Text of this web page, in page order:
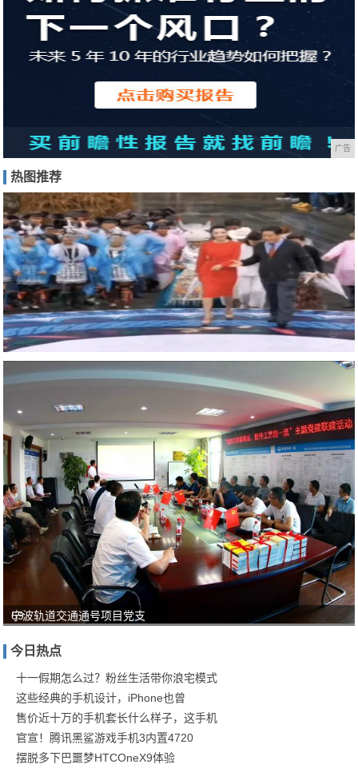
广告
热图推荐
69
相
声
艺
术
家
姜
宁波轨道交通通号项目党支
今日热点
十一假期怎么过？粉丝生活带你浪宅模式
这些经典的手机设计，iPhone也曾
售价近十万的手机套长什么样子，这手机
官宣！腾讯黑鲨游戏手机3内置4720
摆脱多下巴噩梦HTCOneX9体验